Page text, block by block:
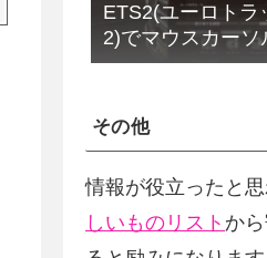
ETS2(ユーロトラ
2)でマウスカーソ
の解決法(改定版)
その他
情報が役立ったと
しいものリスト か